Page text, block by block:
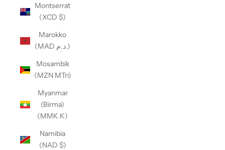
Montserrat
(XCD $)
Marokko
(MAD د.م.)
Mosambik
(MZN MTn)
Myanmar
(Birma)
(MMK K)
Namibia
(NAD $)